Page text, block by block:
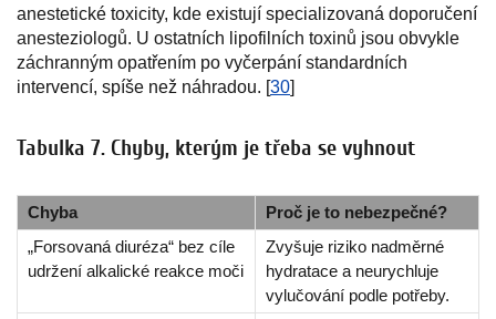
anestetické toxicity, kde existují specializovaná doporučení
anesteziologů. U ostatních lipofilních toxinů jsou obvykle
záchranným opatřením po vyčerpání standardních
intervencí, spíše než náhradou. [30]
Tabulka 7. Chyby, kterým je třeba se vyhnout
Chyba
Proč je to nebezpečné?
„Forsovaná diuréza“ bez cíle
udržení alkalické reakce moči
Zvyšuje riziko nadměrné
hydratace a neurychluje
vylučování podle potřeby.